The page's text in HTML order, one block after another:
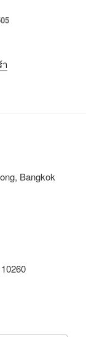
Bangkok